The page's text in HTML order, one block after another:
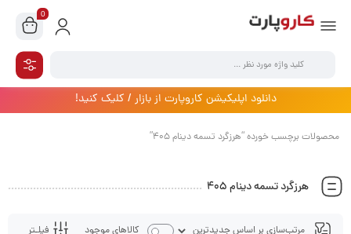
0
دانلود اپلیکیشن کاروپارت از بازار / کلیک کنید!
محصولات برچسب خورده “هرزگرد تسمه دینام 405”
هرزگرد تسمه دینام 405
فیلـتر کالاهای موجود